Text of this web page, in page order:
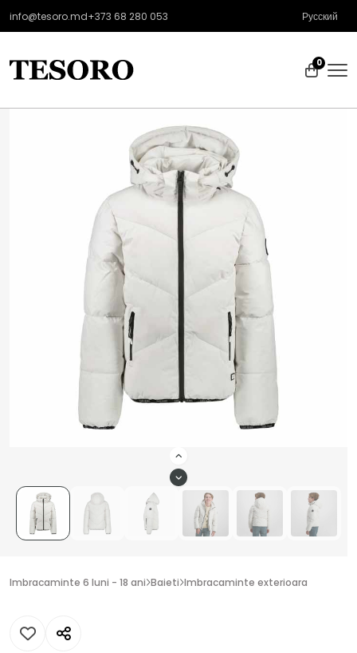
info@tesoro.md+373 68 280 053 Русский
0
Imbracaminte 6 luni - 18 ani Baieti Imbracaminte exterioara